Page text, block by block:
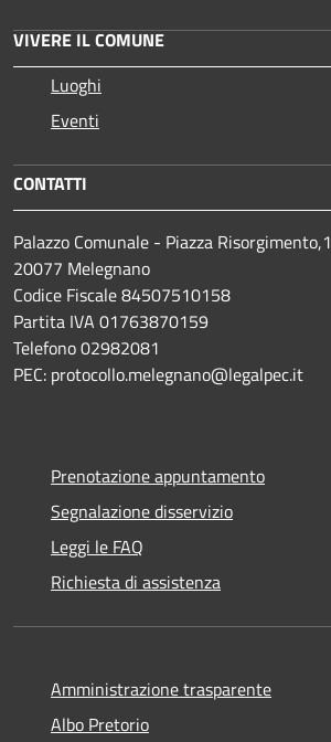
VIVERE IL COMUNE
Luoghi
Eventi
CONTATTI
Palazzo Comunale - Piazza Risorgimento,1
20077 Melegnano
Codice Fiscale 84507510158
Partita IVA 01763870159
Telefono 02982081
PEC: protocollo.melegnano@legalpec.it
Prenotazione appuntamento
Segnalazione disservizio
Leggi le FAQ
Richiesta di assistenza
Amministrazione trasparente
Albo Pretorio